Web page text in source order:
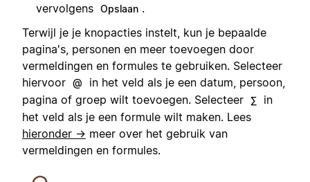
vervolgens Opslaan .
Terwijl je je knopacties instelt, kun je bepaalde
pagina's, personen en meer toevoegen door
vermeldingen en formules te gebruiken. Selecteer
hiervoor @
in het veld als je een datum, persoon,
pagina of groep wilt toevoegen. Selecteer ∑
in
het veld als je een formule wilt maken. Lees
hieronder → meer over het gebruik van
vermeldingen en formules.